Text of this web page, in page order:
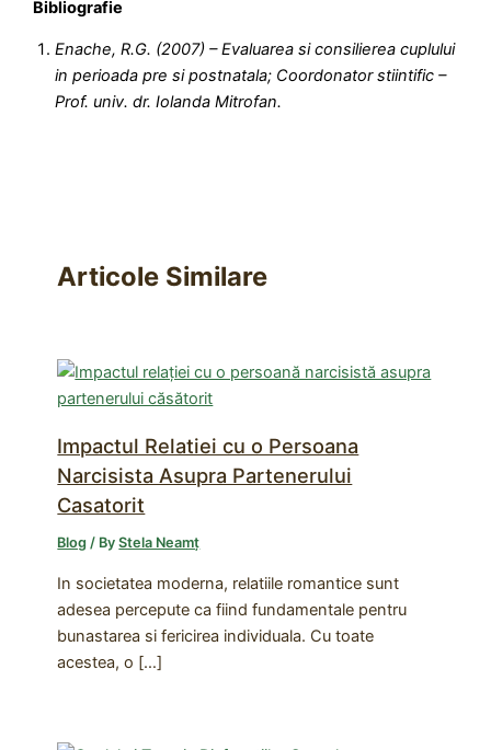
Bibliografie
Enache, R.G. (2007) – Evaluarea si consilierea cuplului
in perioada pre si postnatala; Coordonator stiintific –
Prof. univ. dr. Iolanda Mitrofan.
Articole Similare
Impactul Relatiei cu o Persoana
Narcisista Asupra Partenerului
Casatorit
Blog / ByStela Neamț
In societatea moderna, relatiile romantice sunt
adesea percepute ca fiind fundamentale pentru
bunastarea si fericirea individuala. Cu toate
acestea, o […]